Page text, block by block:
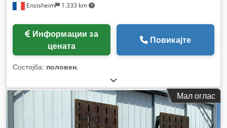
Ensisheim 1.333 km
цената
Повикајте
Состојба: половен,
Мал оглас